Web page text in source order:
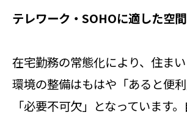
テレワーク・SOHOに適した空
在宅勤務の常態化により、住ま
環境の整備はもはや「あると便
「必要不可欠」となっています